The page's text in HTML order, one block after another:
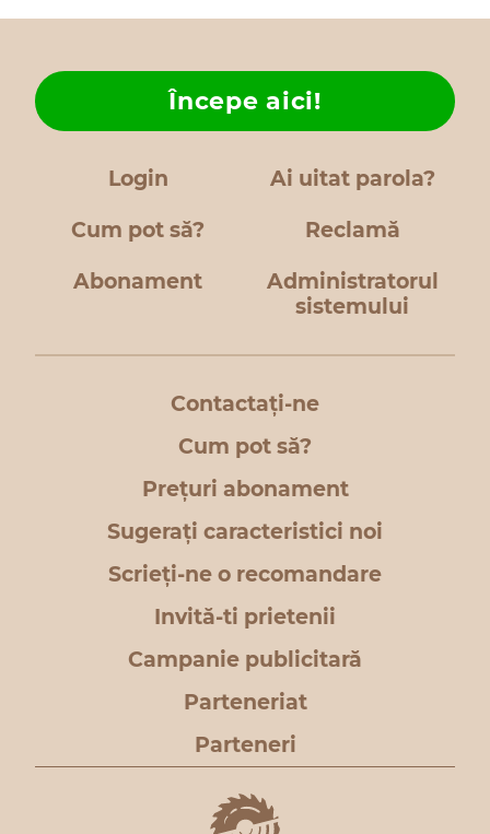
Login Ai uitat parola?
Cum pot să?
Începe aici!
Reclamă
Abonament
Administratorul
sistemului
Contactați-ne
Cum pot să?
Prețuri abonament
Sugerați caracteristici noi
Scrieți-ne o recomandare
Invită-ti prietenii
Campanie publicitară
Parteneriat
Parteneri